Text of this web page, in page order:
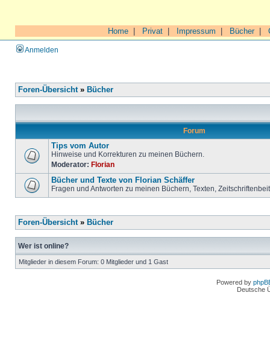
Home Privat Impressum Bücher|
Anmelden
Foren-Übersicht» Bücher
Forum
Tips vom Autor
Hinweise und Korrekturen zu meinen Büchern.
Moderator: Florian
Bücher und Texte von Florian Schäffer
Fragen und Antworten zu meinen Büchern, Texten,
Foren-Übersicht» Bücher
Wer ist online?
Mitglieder in diesem Forum: 0 Mitglieder und 1 Gast
Powered by
Deutsche